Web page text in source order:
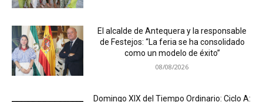
El alcalde de Antequera y la responsable
de Festejos: “La feria se ha consolidado
como un modelo de éxito”
08/08/2026
Domingo XIX del Tiempo Ordinario: Ciclo A: